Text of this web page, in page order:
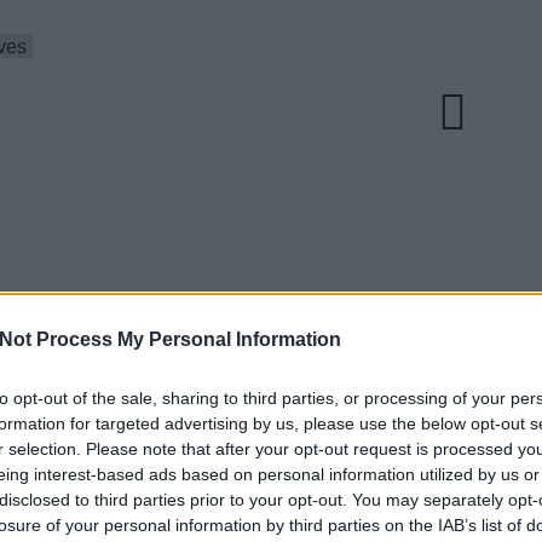
Process My Personal Information
opt-out of the sale, sharing to third parties, or processing of your
for targeted advertising by us, please use the below opt-out
selection. Please note that after your opt-out request is processed
interest-based ads based on personal information utilized by us
to third parties prior to your opt-out. You may separately
of your personal information by third parties on the IAB’s list of
Jövő pénteken
élőben is
bemutatkozik a
Jägermeister
CTRL - Új
M.I.A.-dal a
MOSTnak
EZT